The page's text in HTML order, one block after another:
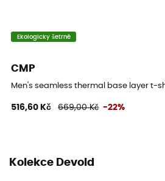
Ekologicky šetrné
CMP
Men's seamless thermal base layer t-
516,60 Kč 669,00 Kč -22%
Kolekce Devold